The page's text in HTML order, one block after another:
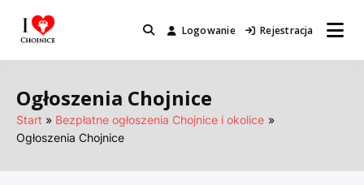
Miejsca które warto odwiedzić.
Logowanie Rejestracja
Ogłoszenia Chojnice
Start
Bezpłatne ogłoszenia Chojnice i okolice
Ogłoszenia Chojnice